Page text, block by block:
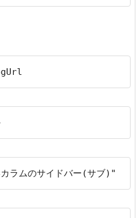
ラムのサイドバー(サブ)"